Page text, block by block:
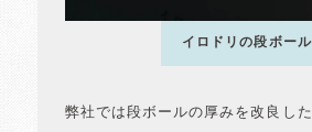
イロドリの段ボール
弊社では段ボールの厚みを改良し